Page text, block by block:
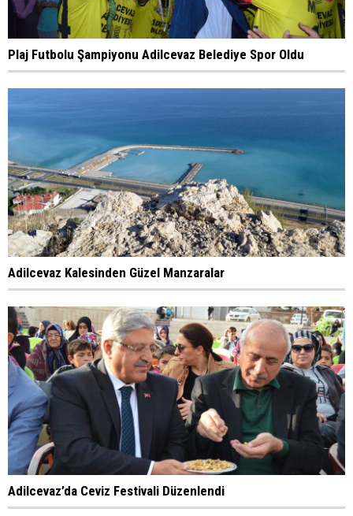
Plaj Futbolu Şampiyonu Adilcevaz Belediye Spor Oldu
Adilcevaz Kalesinden Güzel Manzaralar
Adilcevaz’da Ceviz Festivali Düzenlendi